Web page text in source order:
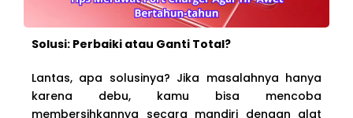
Solusi: Perbaiki atau Ganti Total?
Lantas, apa solusinya? Jika masalahnya hanya
karena debu, kamu bisa mencoba
membersihkannya secara mandiri dengan alat